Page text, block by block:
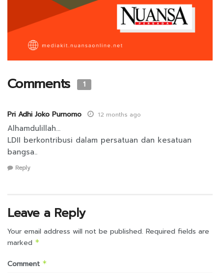
Comments 1
Pri Adhi Joko Purnomo 12 months ago
Alhamdulillah…
LDII berkontribusi dalam persatuan dan kesatuan
bangsa..
Reply
Leave a Reply
Your email address will not be published. Required fields are
marked *
Comment *